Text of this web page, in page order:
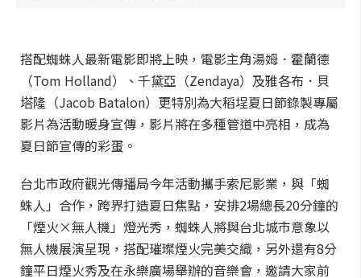
搭配蜘蛛人最新電影即將上映，電影主角湯姆．霍蘭德
（Tom Holland）、千黛亞（Zendaya）及雅各布．貝
塔隆（Jacob Batalon）更特別為大稻埕夏日節錄製專屬
影片為活動暖身宣傳，影片將在多種管道中亮相，成為
夏日節宣傳的彩蛋。
台北市政府觀光傳播局今年活動攜手索尼影業，與「蜘
蛛人」合作，跨界打造夏日焦點，安排2場總長20分鐘的
「煙火×無人機」燈光秀，蜘蛛人將與台北城市意象以
無人機展演呈現，搭配璀璨煙火完美交織，另外還有8分
鐘平日煙火秀及在永樂廣場舉辦的音樂會，邀請大家前